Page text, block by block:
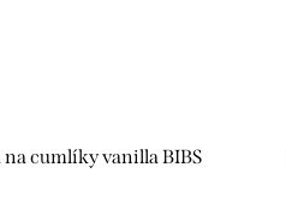
cumlíky vanilla BIBS